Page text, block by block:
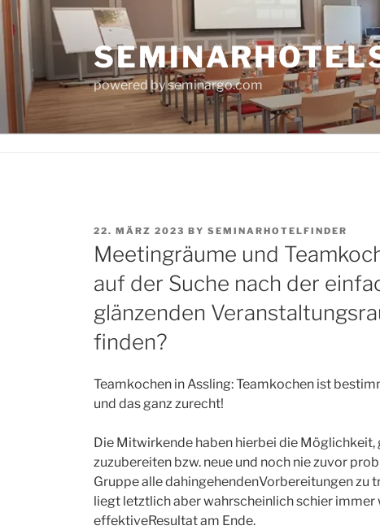
Skip
to
content
powered by seminargo.com
POSTED
ON
22. MÄRZ 2023 BYSEMINARHOTELFINDER
Meetingräume und
auf der Suche nach der
glänzenden
finden?
Teamkochen in Assling: Teamkochen ist
und das ganz zurecht!
Die Mitwirkende haben hierbei die
zuzubereiten bzw. neue und noch nie zuvor
Gruppe alle dahingehendenVorbereitungen zu
liegt letztlich aber wahrscheinlich schier immer
effektiveResultat am Ende.